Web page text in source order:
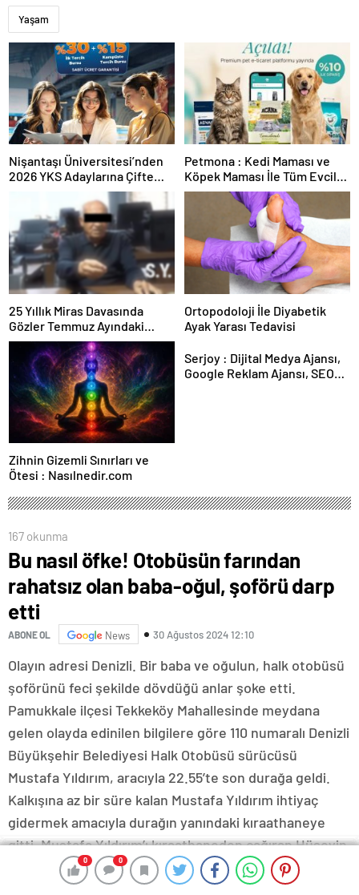
0 0
0 0
0 0
0 0
0 0
Yaşam
Nişantaşı Üniversitesi’nden
2026 YKS Adaylarına Çifte
Güvence: Sabit Ücret ve
Kesintisiz Burs
Petmona : Kedi Maması ve
Köpek Maması İle Tüm Evcil
Hayvan Ürünleri
25 Yıllık Miras Davasında
Gözler Temmuz Ayındaki
Karar Duruşmasına Çevrildi
Ortopodoloji İle Diyabetik
Ayak Yarası Tedavisi
Zihnin Gizemli Sınırları ve
Ötesi : Nasılnedir.com
Serjoy : Dijital Medya Ajansı,
Google Reklam Ajansı, SEO
167 okunma
Bu nasıl öfke! Otobüsün farından
rahatsız olan baba-oğul, şoförü darp
etti
ABONE OL News 30 Ağustos 2024 12:10
0 0
Olayın adresi Denizli. Bir baba ve oğulun, halk otobüsü
şoförünü feci şekilde dövdüğü anlar şoke etti.
Pamukkale ilçesi Tekkeköy Mahallesinde meydana
gelen olayda edinilen bilgilere göre 110 numaralı Denizli
Büyükşehir Belediyesi Halk Otobüsü sürücüsü
Mustafa Yıldırım, aracıyla 22.55’te son durağa geldi.
Kalkışına az bir süre kalan Mustafa Yıldırım ihtiyaç
gidermek amacıyla durağın yanındaki kıraathaneye
gitti. Mustafa Yıldırım’ı kıraathaneden çağıran Hüseyin
K., otobüs şoförü Yıldırım’a aracının farını kapatmasını
söyledi. Kalkış saatinin geldiğini fark eden Mustafa